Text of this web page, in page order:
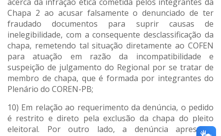
acerca da infração ética cometida pelos integrantes da
Chapa 2 ao acusar falsamente o denunciado de ter
fraudado documentos para suprir causas de
inelegibilidade, com a consequente desclassificação da
chapa, remetendo tal situação diretamente ao COFEN
para atuação em razão da incompatibilidade e
suspeição de julgamento do Regional por se tratar de
membro de chapa, que é formada por integrantes do
Plenário do COREN-PB;
10) Em relação ao requerimento da denúncia, o pedido
é restrito e direto pela exclusão da chapa do pleito
eleitoral. Por outro lado, a denúncia apresenta